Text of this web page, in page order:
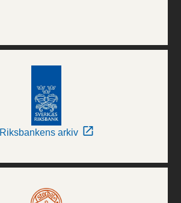
Riksbankens arkiv